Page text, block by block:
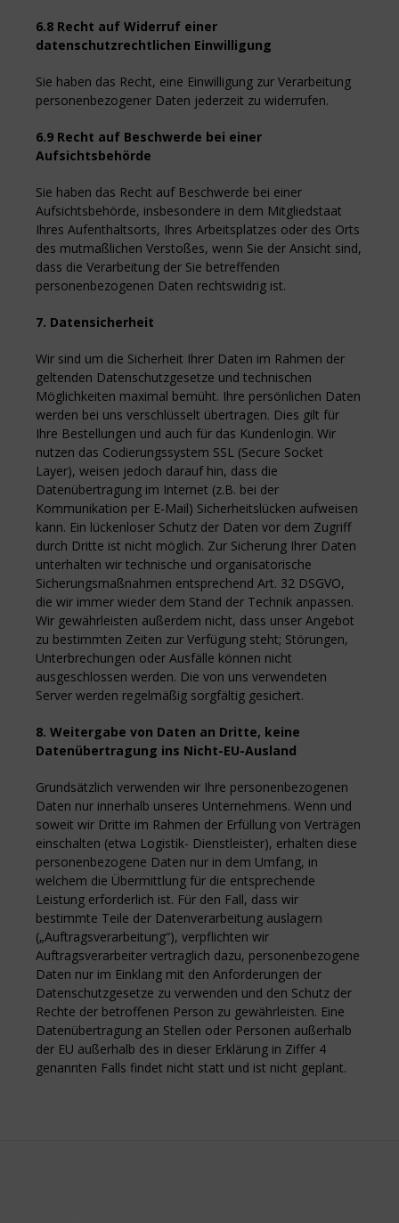
6.8 Recht auf Widerruf einer
datenschutzrechtlichen Einwilligung
Sie haben das Recht, eine Einwilligung zur Verarbeitung
personenbezogener Daten jederzeit zu widerrufen.
6.9 Recht auf Beschwerde bei einer
Aufsichtsbehörde
Sie haben das Recht auf Beschwerde bei einer
Aufsichtsbehörde, insbesondere in dem Mitgliedstaat
Ihres Aufenthaltsorts, Ihres Arbeitsplatzes oder des Orts
des mutmaßlichen Verstoßes, wenn Sie der Ansicht sind,
dass die Verarbeitung der Sie betreffenden
personenbezogenen Daten rechtswidrig ist.
7. Datensicherheit
Wir sind um die Sicherheit Ihrer Daten im Rahmen der
geltenden Datenschutzgesetze und technischen
Möglichkeiten maximal bemüht. Ihre persönlichen Daten
werden bei uns verschlüsselt übertragen. Dies gilt für
Ihre Bestellungen und auch für das Kundenlogin. Wir
nutzen das Codierungssystem SSL (Secure Socket
Layer), weisen jedoch darauf hin, dass die
Datenübertragung im Internet (z.B. bei der
Kommunikation per E-Mail) Sicherheitslücken aufweisen
kann. Ein lückenloser Schutz der Daten vor dem Zugriff
durch Dritte ist nicht möglich. Zur Sicherung Ihrer Daten
unterhalten wir technische und organisatorische
Sicherungsmaßnahmen entsprechend Art. 32 DSGVO,
die wir immer wieder dem Stand der Technik anpassen.
Wir gewährleisten außerdem nicht, dass unser Angebot
zu bestimmten Zeiten zur Verfügung steht; Störungen,
Unterbrechungen oder Ausfälle können nicht
ausgeschlossen werden. Die von uns verwendeten
Server werden regelmäßig sorgfältig gesichert.
8. Weitergabe von Daten an Dritte, keine
Datenübertragung ins Nicht-EU-Ausland
Grundsätzlich verwenden wir Ihre personenbezogenen
Daten nur innerhalb unseres Unternehmens. Wenn und
soweit wir Dritte im Rahmen der Erfüllung von Verträgen
einschalten (etwa Logistik- Dienstleister), erhalten diese
personenbezogene Daten nur in dem Umfang, in
welchem die Übermittlung für die entsprechende
Leistung erforderlich ist. Für den Fall, dass wir
bestimmte Teile der Datenverarbeitung auslagern
(„Auftragsverarbeitung“), verpflichten wir
Auftragsverarbeiter vertraglich dazu, personenbezogene
Daten nur im Einklang mit den Anforderungen der
Datenschutzgesetze zu verwenden und den Schutz der
Rechte der betroffenen Person zu gewährleisten. Eine
Datenübertragung an Stellen oder Personen außerhalb
der EU außerhalb des in dieser Erklärung in Ziffer 4
genannten Falls findet nicht statt und ist nicht geplant.